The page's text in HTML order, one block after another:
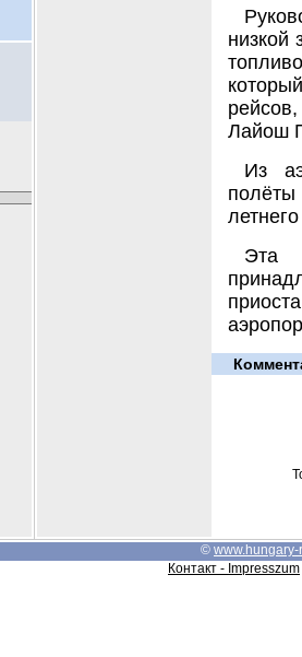
низкой
Лайош
Из
Эта
© www.hungary-
Контакт - Impresszum